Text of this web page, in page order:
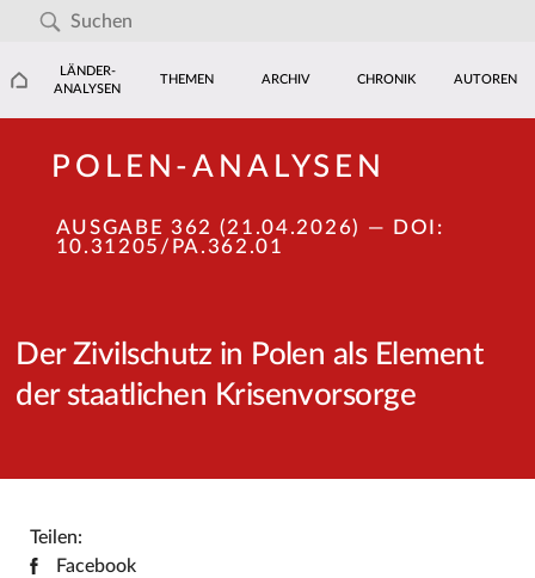
LÄNDER-
ANALYSEN
THEMEN ARCHIV CHRONIK AUTOREN
POLEN-ANALYSEN
AUSGABE 362 (21.04.2026)
— DOI:
10.31205/PA.362.01
Der Zivilschutz in Polen als Element
der staatlichen Krisenvorsorge
Teilen:
Facebook